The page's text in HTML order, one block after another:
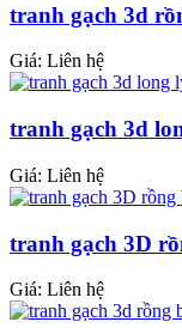
tranh gạch 3d
Giá: Liên hệ
tranh gạch 3d
Giá: Liên hệ
tranh gạch 3D
Giá: Liên hệ